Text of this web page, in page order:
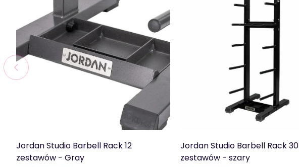
Jordan Studio Barbell Rack 12
zestawów - Gray
Jordan Studio Barbell Rack 30
zestawów - szary